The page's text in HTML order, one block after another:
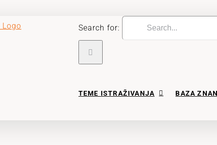
Search for:
TEME ISTRAŽIVANJA BAZA